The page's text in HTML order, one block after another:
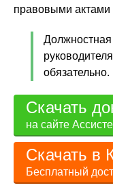
правовыми актами
Должностная
обязательно.
Скачать
на сайте
Скачать в
Бесплатный